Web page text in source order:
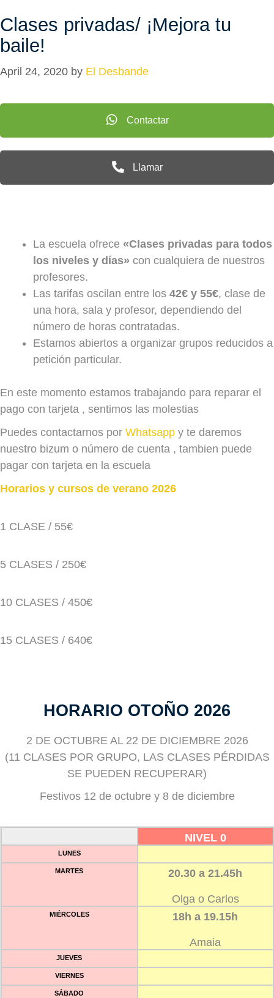
Clases privadas/ ¡Mejora tu
baile!
April 24, 2020 by El Desbande
Contactar
Llamar
La escuela ofrece «Clases privadas para todos
los niveles y días» con cualquiera de nuestros
profesores.
Las tarifas oscilan entre los 42€ y 55€, clase de
una hora, sala y profesor, dependiendo del
número de horas contratadas.
Estamos abiertos a organizar grupos reducidos a
petición particular.
En este momento estamos trabajando para reparar el
pago con tarjeta , sentimos las molestias
Puedes contactarnos por Whatsapp y te daremos
nuestro bizum o número de cuenta , tambien puede
pagar con tarjeta en la escuela
Horarios y cursos de verano 2026
1 CLASE / 55€
5 CLASES / 250€
10 CLASES / 450€
15 CLASES / 640€
HORARIO OTOÑO 2026
2 DE OCTUBRE AL 22 DE DICIEMBRE 2026
(11 CLASES POR GRUPO, LAS CLASES PÉRDIDAS
SE PUEDEN RECUPERAR)
Festivos 12 de octubre y 8 de diciembre
NIVEL 0
LUNES
MARTES 20.30 a 21.45h
Olga o Carlos
MIÉRCOLES 18h a 19.15h
Amaia
JUEVES
VIERNES
SÁBADO